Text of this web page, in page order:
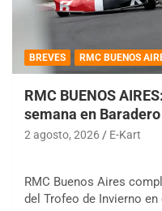
BREVES RMC BUENOS
RMC BUENOS
semana en Baradero
2 agosto, 2026 E-Kart
RMC Buenos Aires
del Trofeo de Invierno